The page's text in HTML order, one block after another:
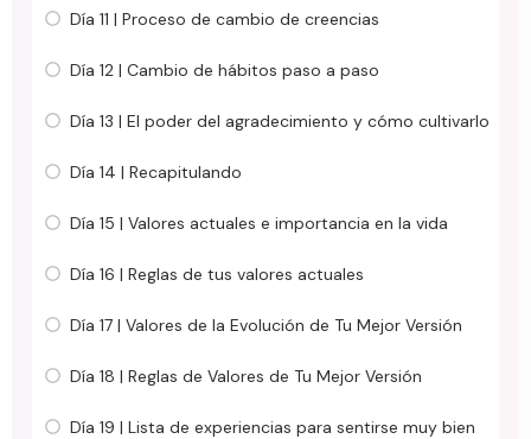
Día 11 | Proceso de cambio de creencias
Día 12 | Cambio de hábitos paso a paso
Día 13 | El poder del agradecimiento y cómo cultivarlo
Día 14 | Recapitulando
Día 15 | Valores actuales e importancia en la vida
Día 16 | Reglas de tus valores actuales
Día 17 | Valores de la Evolución de Tu Mejor Versión
Día 18 | Reglas de Valores de Tu Mejor Versión
Día 19 | Lista de experiencias para sentirse muy bien